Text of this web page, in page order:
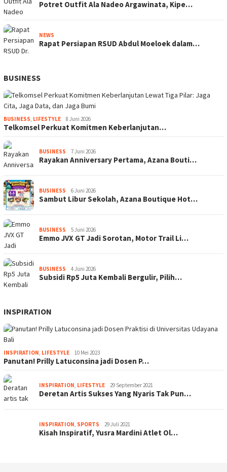
Potret Outfit Ala Nadeo Argawinata, Kipe…
NEWS
Rapat Persiapan RSUD Abdul Moeloek dalam…
BUSINESS
BUSINESS, LIFESTYLE 8 Juni 2026
Telkomsel Perkuat Komitmen Keberlanjutan…
BUSINESS 7 Juni 2026
Rayakan Anniversary Pertama, Azana Bouti…
BUSINESS 6 Juni 2026
Sambut Libur Sekolah, Azana Boutique Hot…
BUSINESS 5 Juni 2026
Emmo JVX GT Jadi Sorotan, Motor Trail Li…
BUSINESS 4 Juni 2026
Subsidi Rp5 Juta Kembali Bergulir, Pilih…
INSPIRATION
INSPIRATION, LIFESTYLE 10 Mei 2023
Panutan! Prilly Latuconsina jadi Dosen P…
INSPIRATION, LIFESTYLE 29 September 2021
Deretan Artis Sukses Yang Nyaris Tak Pun…
INSPIRATION, SPORTS 29 Juli 2021
Kisah Inspiratif, Yusra Mardini Atlet Ol…